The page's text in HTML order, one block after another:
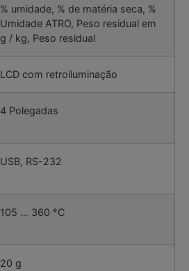
% umidade, % de matéria seca, %
Umidade ATRO, Peso residual em
g / kg, Peso residual
LCD com retroiluminação
4 Polegadas
USB, RS-232
105 … 360 °C
20 g